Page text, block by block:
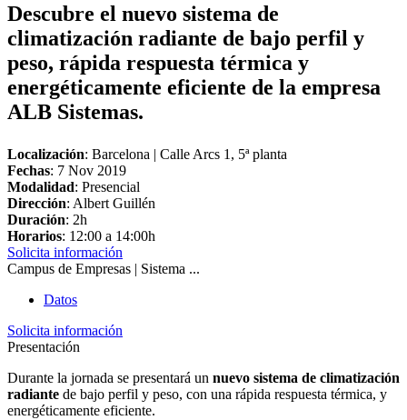
Descubre el nuevo sistema de
climatización radiante de bajo perfil y
peso, rápida respuesta térmica y
energéticamente eficiente de la empresa
ALB Sistemas.
Localización: Barcelona | Calle Arcs 1, 5ª planta
Fechas: 7 Nov 2019
Modalidad: Presencial
Dirección: Albert Guillén
Duración: 2h
Horarios: 12:00 a 14:00h
Solicita información
Campus de Empresas | Sistema ...
Datos
Solicita información
Presentación
Durante la jornada se presentará un nuevo sistema de climatización
radiante de bajo perfil y peso, con una rápida respuesta térmica, y
energéticamente eficiente.